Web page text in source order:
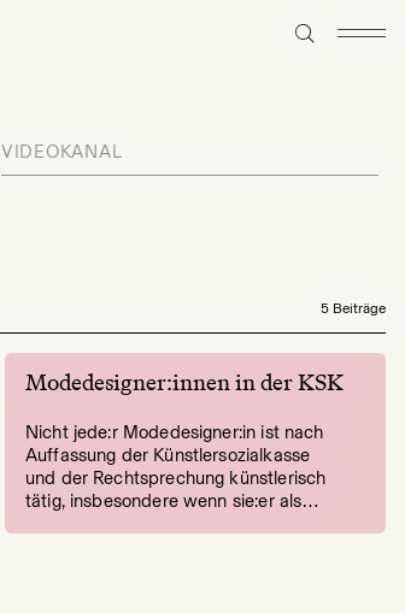
VIDEOKANAL
5 Beiträge
Modedesigner:innen in der KSK
Nicht jede:r Modedesigner:in ist nach
Auffassung der Künstlersozialkasse
und der Rechtsprechung künstlerisch
tätig, insbesondere wenn sie:er als…